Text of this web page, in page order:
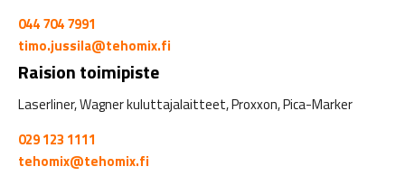
044 704 7991
timo.jussila@tehomix.fi
Raision toimipiste
Laserliner, Wagner kuluttajalaitteet, Proxxon, Pica-Marker
029 123 1111
tehomix@tehomix.fi